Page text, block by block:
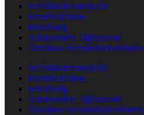
Szállítási Információk
Fizetési Módok
Felelősség
Adatkezelési Tájékoztató
Általános Szerződési Feltételek
Szállítási Információk
Fizetési Módok
Felelősség
Adatkezelési Tájékoztató
Általános Szerződési Feltételek